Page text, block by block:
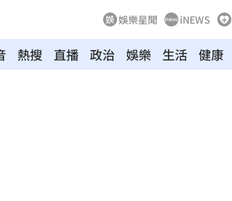
娛樂星聞 iNEWS
熱搜 直播 政治 娛樂 生活 健康